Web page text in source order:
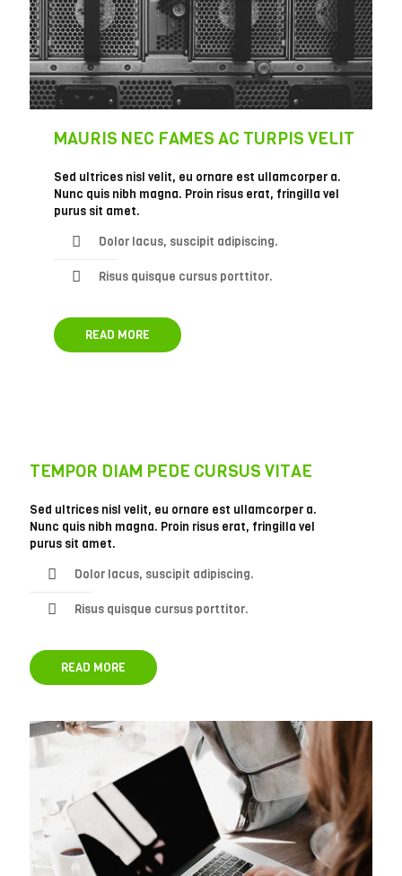
MAURIS NEC FAMES AC TURPIS VELIT
Sed ultrices nisl velit, eu ornare est ullamcorper a.
Nunc quis nibh magna. Proin risus erat, fringilla vel
purus sit amet.
Dolor lacus, suscipit adipiscing.
Risus quisque cursus porttitor.
READ MORE
TEMPOR DIAM PEDE CURSUS VITAE
Sed ultrices nisl velit, eu ornare est ullamcorper a.
Nunc quis nibh magna. Proin risus erat, fringilla vel
purus sit amet.
Dolor lacus, suscipit adipiscing.
Risus quisque cursus porttitor.
READ MORE